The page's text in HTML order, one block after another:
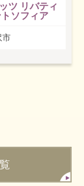
ツ リバティ
ソフィア
市